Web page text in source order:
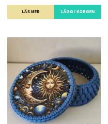
LÄS MER LÄGG I KORGEN